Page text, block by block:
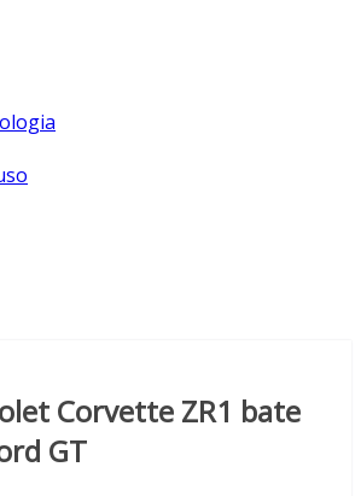
Corvette ZR1 bate
GT